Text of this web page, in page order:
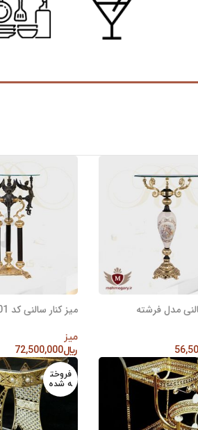
مدل فرشته
خرید
میز کنار سالنی کد 1001
میز
﷼72,500,000
افزودن به سبد خرید
فروخت
ه شده